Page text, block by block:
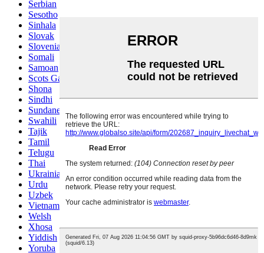
Serbian
Sesotho
Sinhala
Slovak
Slovenian
Somali
Samoan
Scots Gaelic
Shona
Sindhi
Sundanese
Swahili
Tajik
Tamil
Telugu
Thai
Ukrainian
Urdu
Uzbek
Vietnamese
Welsh
Xhosa
Yiddish
Yoruba